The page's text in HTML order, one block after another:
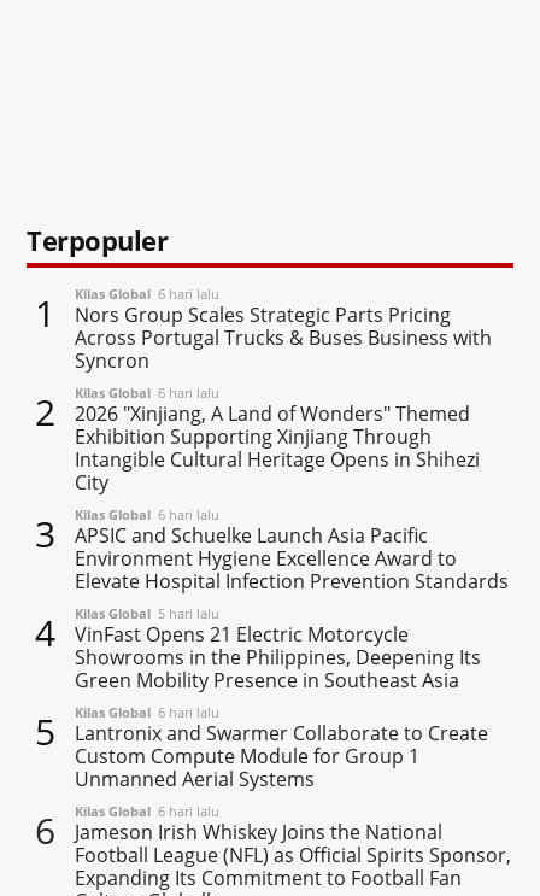
Terpopuler
1 Kilas Global 6 hari lalu
Nors Group Scales Strategic Parts Pricing
Across Portugal Trucks & Buses Business with
Syncron
2 Kilas Global 6 hari lalu
2026 "Xinjiang, A Land of Wonders" Themed
Exhibition Supporting Xinjiang Through
Intangible Cultural Heritage Opens in Shihezi
City
3 Kilas Global 6 hari lalu
APSIC and Schuelke Launch Asia Pacific
Environment Hygiene Excellence Award to
Elevate Hospital Infection Prevention Standards
4 Kilas Global 5 hari lalu
VinFast Opens 21 Electric Motorcycle
Showrooms in the Philippines, Deepening Its
Green Mobility Presence in Southeast Asia
5 Kilas Global 6 hari lalu
Lantronix and Swarmer Collaborate to Create
Custom Compute Module for Group 1
Unmanned Aerial Systems
6 Kilas Global 6 hari lalu
Jameson Irish Whiskey Joins the National
Football League (NFL) as Official Spirits Sponsor,
Expanding Its Commitment to Football Fan